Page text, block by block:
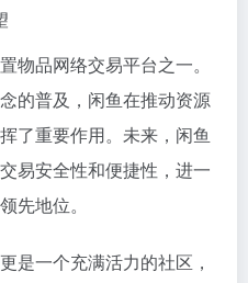
物品网络交易平台之一。
的普及，闲鱼在推动资源
了重要作用。未来，闲鱼
易安全性和便捷性，进一
先地位。
是一个充满活力的社区，